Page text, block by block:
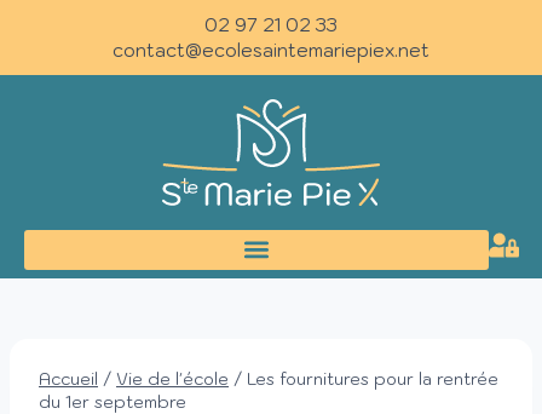
02 97 21 02 33
contact@ecolesaintemariepiex.net
Accueil / Vie de l'école / Les fournitures pour la rentrée
du 1er septembre